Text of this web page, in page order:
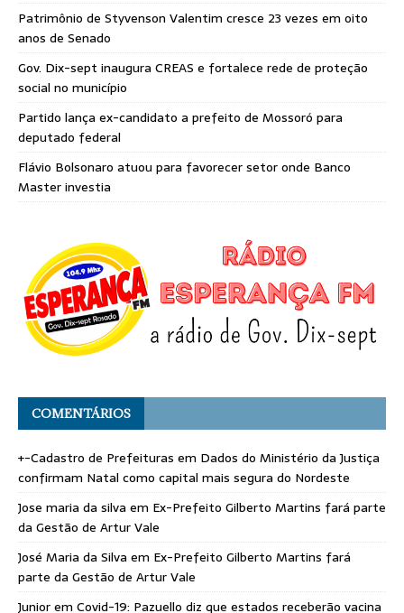
Patrimônio de Styvenson Valentim cresce 23 vezes em oito
anos de Senado
Gov. Dix-sept inaugura CREAS e fortalece rede de proteção
social no município
Partido lança ex-candidato a prefeito de Mossoró para
deputado federal
Flávio Bolsonaro atuou para favorecer setor onde Banco
Master investia
COMENTÁRIOS
+-Cadastro de Prefeituras em Dados do Ministério da Justiça
confirmam Natal como capital mais segura do Nordeste
Jose maria da silva em Ex-Prefeito Gilberto Martins fará parte
da Gestão de Artur Vale
José Maria da Silva em Ex-Prefeito Gilberto Martins fará
parte da Gestão de Artur Vale
Juniorem Covid-19: Pazuello diz que estados receberão vacina